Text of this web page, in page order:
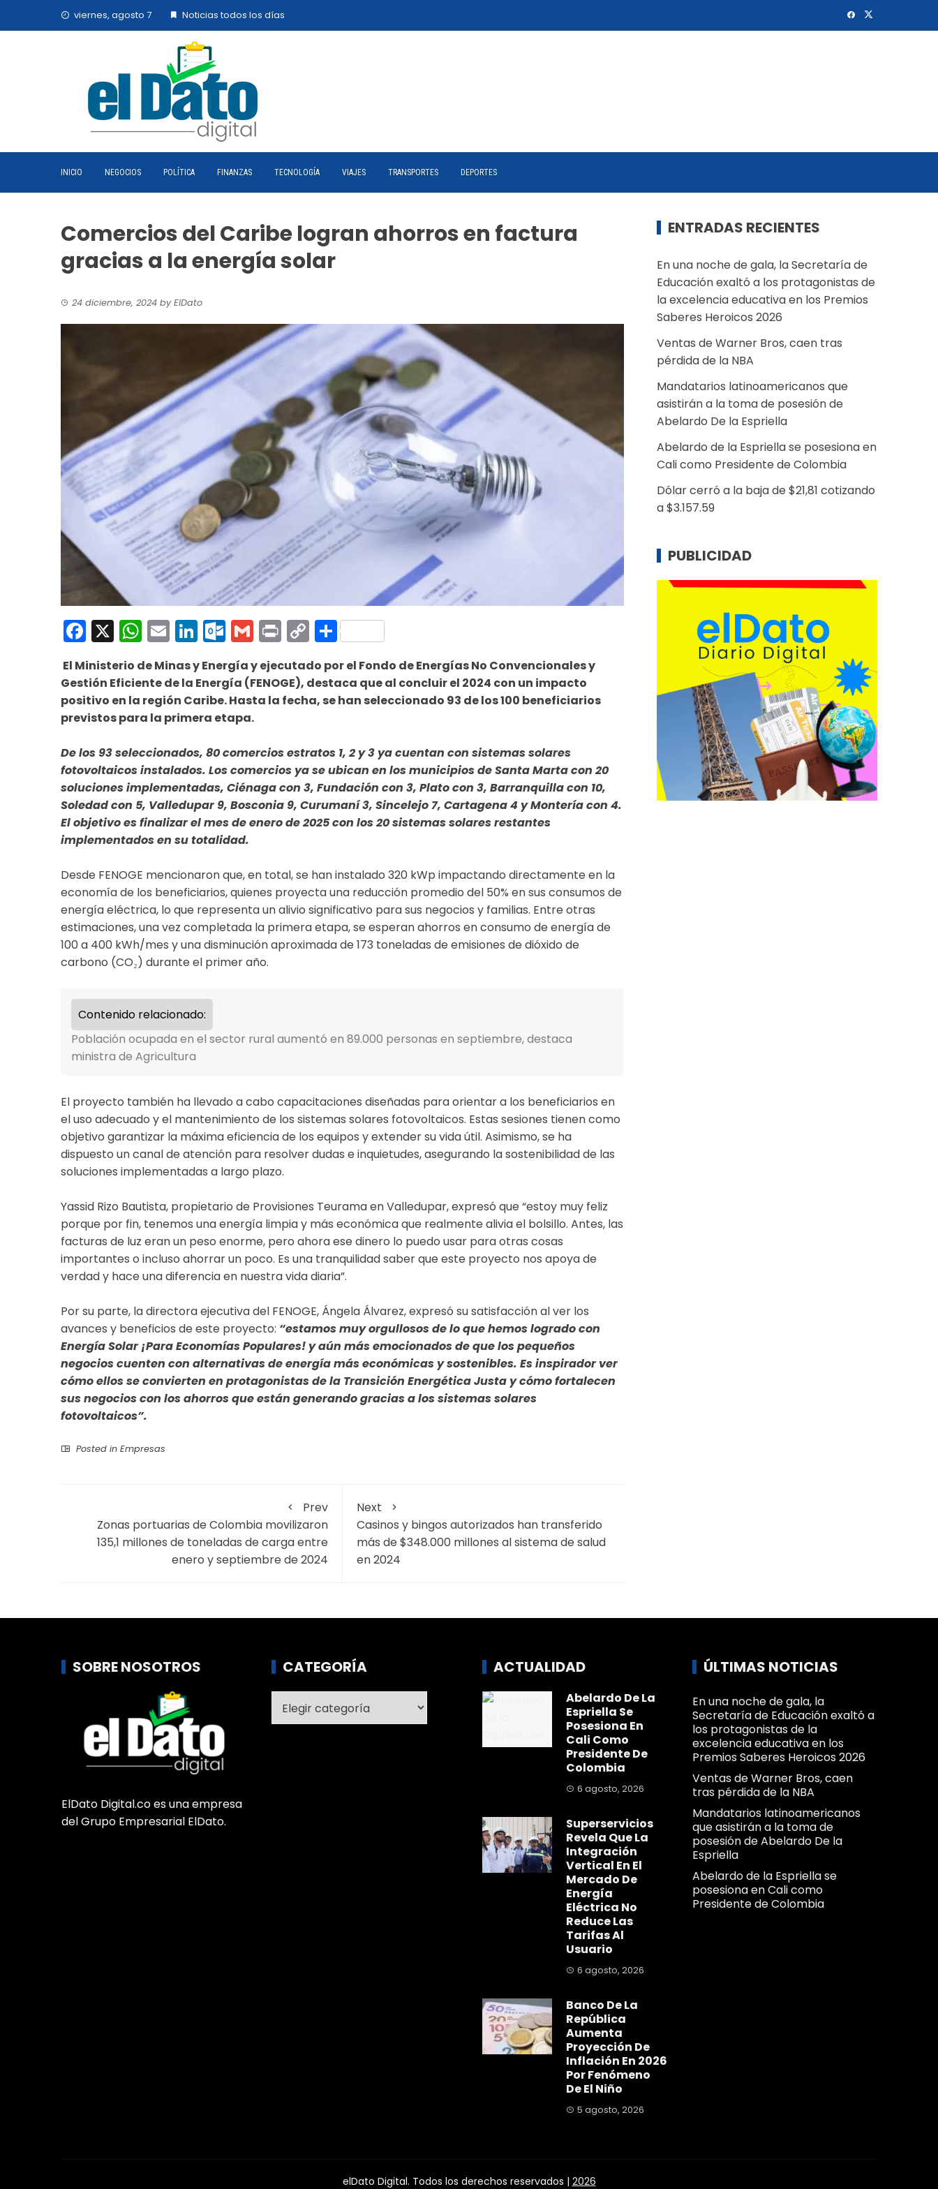
viernes, agosto 7 Noticias todos los días
INICIO NEGOCIOS POLÍTICA FINANZAS TECNOLOGÍA VIAJES TRANSPORTES DEPORTES
Comercios del Caribe logran ahorros en factura
gracias a la energía solar
24 diciembre, 2024 byElDato
Facebook
X WhatsApp
EmailLinkedIn
Outlook.com
Gmail
PrintCopy
Link
Compartir
El Ministerio de Minas y Energía y ejecutado por el Fondo de Energías No Convencionales y
Gestión Eficiente de la Energía (FENOGE), destaca que al concluir el 2024 con un impacto
positivo en la región Caribe. Hasta la fecha, se han seleccionado 93 de los 100 beneficiarios
previstos para la primera etapa.
De los 93 seleccionados, 80 comercios estratos 1, 2 y 3 ya cuentan con sistemas solares
fotovoltaicos instalados. Los comercios ya se ubican en los municipios de Santa Marta con 20
soluciones implementadas, Ciénaga con 3, Fundación con 3, Plato con 3, Barranquilla con 10,
Soledad con 5, Valledupar 9, Bosconia 9, Curumaní 3, Sincelejo 7, Cartagena 4 y Montería con 4.
El objetivo es finalizar el mes de enero de 2025 con los 20 sistemas solares restantes
implementados en su totalidad.
Desde FENOGE mencionaron que, en total, se han instalado 320 kWp impactando directamente en la
economía de los beneficiarios, quienes proyecta una reducción promedio del 50% en sus consumos de
energía eléctrica, lo que representa un alivio significativo para sus negocios y familias. Entre otras
estimaciones, una vez completada la primera etapa, se esperan ahorros en consumo de energía de
100 a 400 kWh/mes y una disminución aproximada de 173 toneladas de emisiones de dióxido de
carbono (CO₂) durante el primer año.
Contenido relacionado:
Población ocupada en el sector rural aumentó en 89.000 personas en septiembre, destaca
ministra de Agricultura
El proyecto también ha llevado a cabo capacitaciones diseñadas para orientar a los beneficiarios en
el uso adecuado y el mantenimiento de los sistemas solares fotovoltaicos. Estas sesiones tienen como
objetivo garantizar la máxima eficiencia de los equipos y extender su vida útil. Asimismo, se ha
dispuesto un canal de atención para resolver dudas e inquietudes, asegurando la sostenibilidad de las
soluciones implementadas a largo plazo.
Yassid Rizo Bautista, propietario de Provisiones Teurama en Valledupar, expresó que “estoy muy feliz
porque por fin, tenemos una energía limpia y más económica que realmente alivia el bolsillo. Antes, las
facturas de luz eran un peso enorme, pero ahora ese dinero lo puedo usar para otras cosas
importantes o incluso ahorrar un poco. Es una tranquilidad saber que este proyecto nos apoya de
verdad y hace una diferencia en nuestra vida diaria”.
Por su parte, la directora ejecutiva del FENOGE, Ángela Álvarez, expresó su satisfacción al ver los
avances y beneficios de este proyecto: “estamos muy orgullosos de lo que hemos logrado con
Energía Solar ¡Para Economías Populares! y aún más emocionados de que los pequeños
negocios cuenten con alternativas de energía más económicas y sostenibles. Es inspirador ver
cómo ellos se convierten en protagonistas de la Transición Energética Justa y cómo fortalecen
sus negocios con los ahorros que están generando gracias a los sistemas solares
fotovoltaicos”.
Posted in Empresas
Prev
Zonas portuarias de Colombia movilizaron
135,1 millones de toneladas de carga entre
enero y septiembre de 2024
Next
Casinos y bingos autorizados han transferido
más de $348.000 millones al sistema de salud
en 2024
ENTRADAS RECIENTES
En una noche de gala, la Secretaría de
Educación exaltó a los protagonistas de
la excelencia educativa en los Premios
Saberes Heroicos 2026
Ventas de Warner Bros, caen tras
pérdida de la NBA
Mandatarios latinoamericanos que
asistirán a la toma de posesión de
Abelardo De la Espriella
Abelardo de la Espriella se posesiona en
Cali como Presidente de Colombia
Dólar cerró a la baja de $21,81 cotizando
a $3.157.59
PUBLICIDAD
SOBRE NOSOTROS
ElDato Digital.co es una empresa
del Grupo Empresarial ElDato.
CATEGORÍA ACTUALIDAD
Abelardo De La
Espriella Se
Posesiona En
Cali Como
Presidente De
Colombia
6 agosto, 2026
Superservicios
Revela Que La
Integración
Vertical En El
Mercado De
Energía
Eléctrica No
Reduce Las
Tarifas Al
Usuario
6 agosto, 2026
Banco De La
República
Aumenta
Proyección De
Inflación En 2026
Por Fenómeno
De El Niño
5 agosto, 2026
ÚLTIMAS NOTICIAS
En una noche de gala, la
Secretaría de Educación exaltó a
los protagonistas de la
excelencia educativa en los
Premios Saberes Heroicos 2026
Ventas de Warner Bros, caen
tras pérdida de la NBA
Mandatarios latinoamericanos
que asistirán a la toma de
posesión de Abelardo De la
Espriella
Abelardo de la Espriella se
posesiona en Cali como
Presidente de Colombia
elDato Digital. Todos los derechos reservados | 2026